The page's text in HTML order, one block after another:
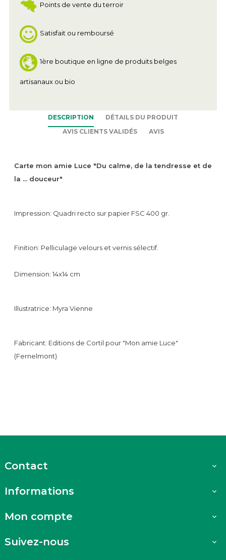
Points de vente du terroir
Satisfait ou remboursé
1ère boutique en ligne de produits belges
artisanaux ou bio
DESCRIPTION
DÉTAILS DU PRODUIT
AVIS CLIENTS VALIDÉS
AVIS
Carte mon amie Luce "Du calme, de la tendresse et de
la ... douceur"
Impression: Quadri recto sur papier FSC 400 gr.
Finition: Pelliculage velours et vernis sélectif.
Dimension: 14x14 cm
Illustratrice: Myra Vienne
Fabricant: Editions de Cortil pour "Mon amie Luce"
(Fernelmont)
Contact 
Informations 
Mon compte 
Suivez-nous 